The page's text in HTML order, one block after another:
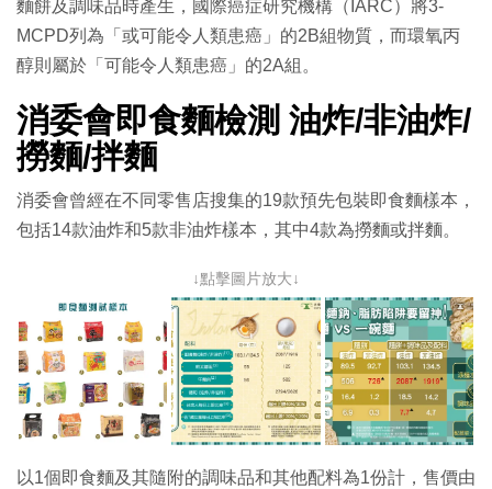
麵餅及調味品時產生，國際癌症研究機構（IARC）將3-
MCPD列為「或可能令人類患癌」的2B組物質，而環氧丙
醇則屬於「可能令人類患癌」的2A組。
消委會即食麵檢測 油炸/非油炸/
撈麵/拌麵
消委會曾經在不同零售店搜集的19款預先包裝即食麵樣本，
包括14款油炸和5款非油炸樣本，其中4款為撈麵或拌麵。
↓點擊圖片放大↓
以1個即食麵及其隨附的調味品和其他配料為1份計，售價由